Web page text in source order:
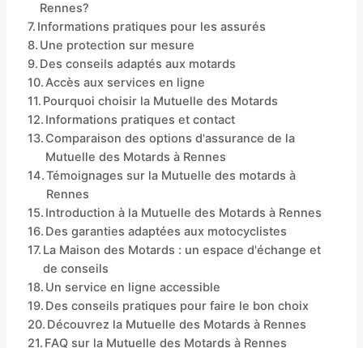
Rennes?
Informations pratiques pour les assurés
Une protection sur mesure
Des conseils adaptés aux motards
Accès aux services en ligne
Pourquoi choisir la Mutuelle des Motards
Informations pratiques et contact
Comparaison des options d'assurance de la
Mutuelle des Motards à Rennes
Témoignages sur la Mutuelle des motards à
Rennes
Introduction à la Mutuelle des Motards à Rennes
Des garanties adaptées aux motocyclistes
La Maison des Motards : un espace d'échange et
de conseils
Un service en ligne accessible
Des conseils pratiques pour faire le bon choix
Découvrez la Mutuelle des Motards à Rennes
FAQ sur la Mutuelle des Motards à Rennes